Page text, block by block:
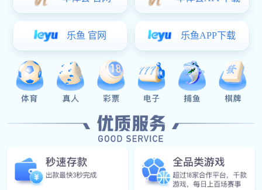
[查看原图片]
[返回]
门徒娱乐:[上一个:通讯连接器零部件-3]
娱乐:[下一个:通讯连接器零部件-1]